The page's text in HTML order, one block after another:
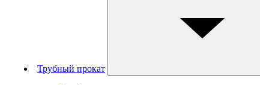
Трубный прокат